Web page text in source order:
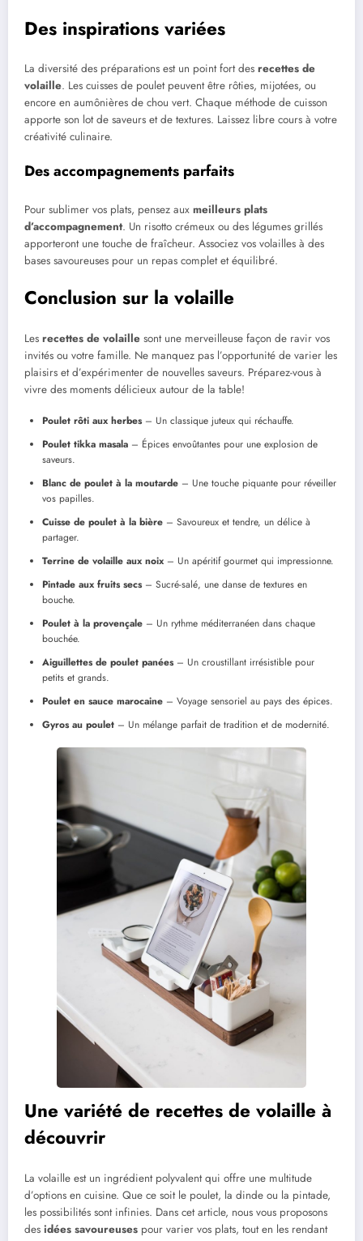
Des inspirations variées
La diversité des préparations est un point fort des recettes de
volaille. Les cuisses de poulet peuvent être rôties, mijotées, ou
encore en aumônières de chou vert. Chaque méthode de cuisson
apporte son lot de saveurs et de textures. Laissez libre cours à votre
créativité culinaire.
Des accompagnements parfaits
Pour sublimer vos plats, pensez aux meilleurs plats
d’accompagnement. Un risotto crémeux ou des légumes grillés
apporteront une touche de fraîcheur. Associez vos volailles à des
bases savoureuses pour un repas complet et équilibré.
Conclusion sur la volaille
Les recettes de volaille sont une merveilleuse façon de ravir vos
invités ou votre famille. Ne manquez pas l’opportunité de varier les
plaisirs et d’expérimenter de nouvelles saveurs. Préparez-vous à
vivre des moments délicieux autour de la table!
Poulet rôti aux herbes– Un classique juteux qui réchauffe.
Poulet tikka masala – Épices envoûtantes pour une explosion de
saveurs.
Blanc de poulet à la moutarde – Une touche piquante pour réveiller
vos papilles.
Cuisse de poulet à la bière – Savoureux et tendre, un délice à
partager.
Terrine de volaille aux noix – Un apéritif gourmet qui impressionne.
Pintade aux fruits secs– Sucré-salé, une danse de textures en
bouche.
Poulet à la provençale – Un rythme méditerranéen dans chaque
bouchée.
Aiguillettes de poulet panées– Un croustillant irrésistible pour
petits et grands.
Poulet en sauce marocaine – Voyage sensoriel au pays des épices.
Gyros au poulet – Un mélange parfait de tradition et de modernité.
Une variété de recettes de volaille à
découvrir
La volaille est un ingrédient polyvalent qui offre une multitude
d’options en cuisine. Que ce soit le poulet, la dinde ou la pintade,
les possibilités sont infinies. Dans cet article, nous vous proposons
des idées savoureuses pour varier vos plats, tout en les rendant